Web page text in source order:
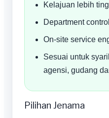
Kelajuan lebih
Department
On-site service
Sesuai untuk
agensi, gudang
Pilihan Jenama